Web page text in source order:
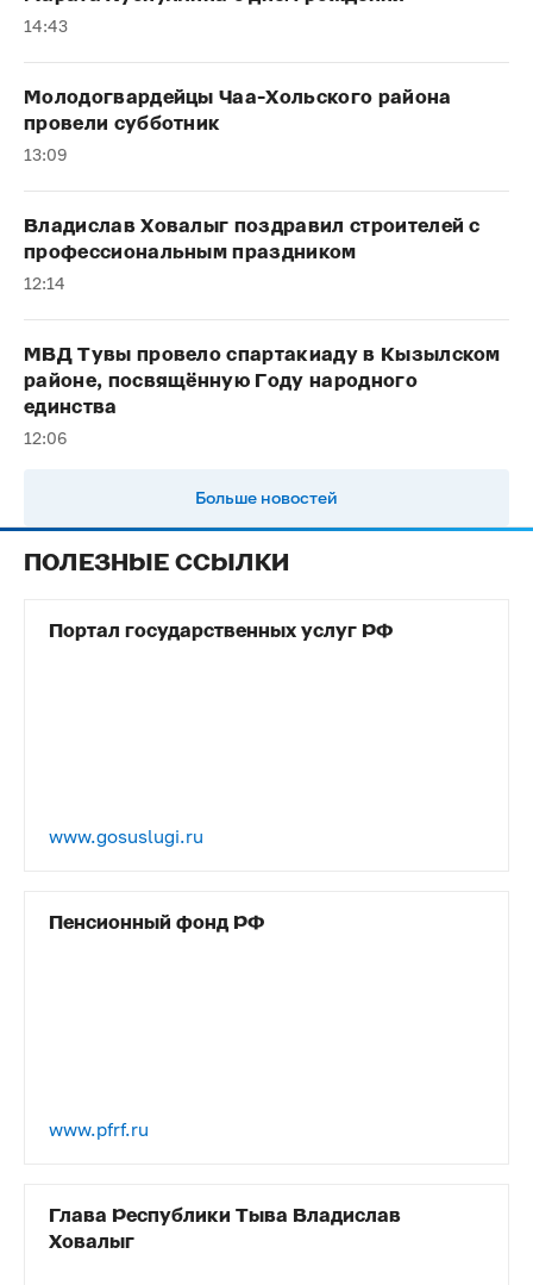
14:43
Молодогвардейцы Чаа-Хольского района
провели субботник
13:09
Владислав Ховалыг поздравил строителей с
профессиональным праздником
12:14
МВД Тувы провело спартакиаду в Кызылском
районе, посвящённую Году народного
единства
12:06
Больше новостей
ПОЛЕЗНЫЕ ССЫЛКИ
Портал государственных услуг РФ
www.gosuslugi.ru
Пенсионный фонд РФ
www.pfrf.ru
Глава Республики Тыва Владислав
Ховалыг